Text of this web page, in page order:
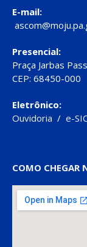
E-mail:
Presencial:
Praça Jarbas
CEP: 68450-000
Eletrônico:
Ouvidoria / e-
COMO CHEGAR